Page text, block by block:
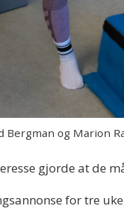
Bergman og
gjorde at de
for tre